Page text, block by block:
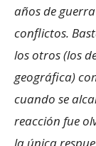
años de
conflictos.
los otros (los
geográfica)
cuando se
reacción fue